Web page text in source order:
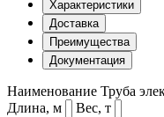
Характеристики
Доставка
Преимущества
Документация
Наименование Труба
Длина, м
Вес, т